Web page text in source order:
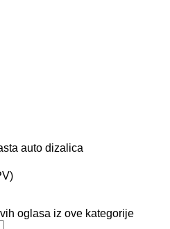
auto dizalica
oglasa iz ove kategorije